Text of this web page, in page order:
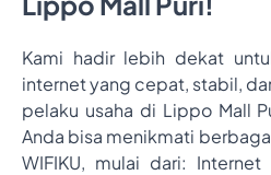
Kami hadir lebih dekat
internet yang cepat, stabil,
pelaku usaha di Lippo Mall
Anda bisa menikmati
WIFIKU, mulai dari: